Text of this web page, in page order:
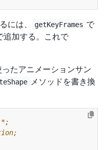
には、 getKeyFrames で
追加する。これで
ったアニメーションサン
メソッドを書き換